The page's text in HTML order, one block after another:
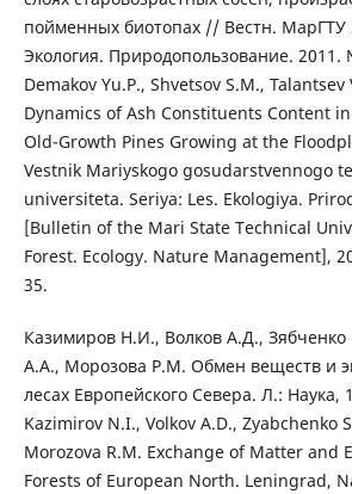
пойменных биотопах // Вестн. МарГТУ
Экология. Природопользование. 2011.
Demakov Yu.P., Shvetsov S.M.,
Dynamics of Ash Constituents Content
Old-Growth Pines Growing at the
Vestnik Mariyskogo gosudarstvennogo
universiteta. Seriya: Les. Ekologiya.
[Bulletin of the Mari State Technical
Forest. Ecology. Nature Management],
35.
Казимиров Н.И., Волков А.Д.,
А.А., Морозова Р.М. Обмен веществ и
лесах Европейского Севера. Л.: Наука,
Kazimirov N.I., Volkov A.D., Zyabchenko
Morozova R.M. Exchange of Matter and
Forests of European North. Leningrad,